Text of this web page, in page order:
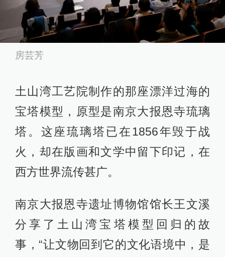
房芸芳
土山湾工艺院制作的那座漂洋过海的
宝塔模型，原型是南京大报恩寺琉璃
塔。这座琉璃塔已在1856年毁于战
火，却在版画和文学中留下印记，在
西方世界流传甚广。
南京大报恩寺遗址博物馆馆长王文溪
分享了土山湾宝塔模型回归的故
事，“让文物回到它的文化语境中，是